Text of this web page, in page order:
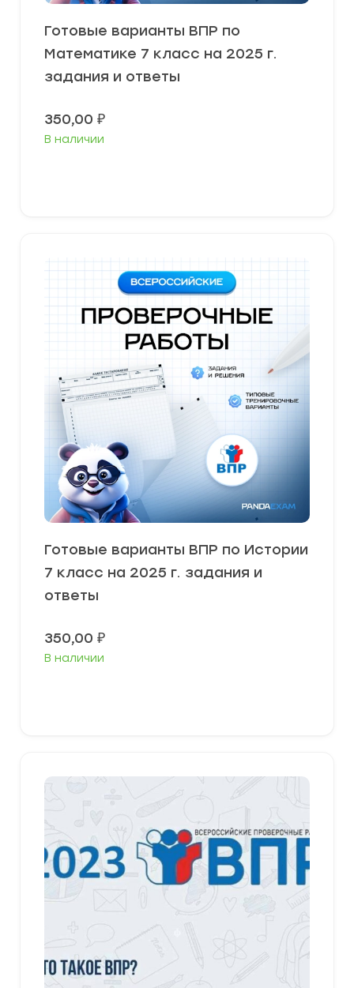
Готовые варианты ВПР по
Математике 7 класс на 2025 г.
задания и ответы
350,00 ₽
В наличии
Готовые варианты ВПР по Истории
7 класс на 2025 г. задания и
ответы
350,00 ₽
В наличии